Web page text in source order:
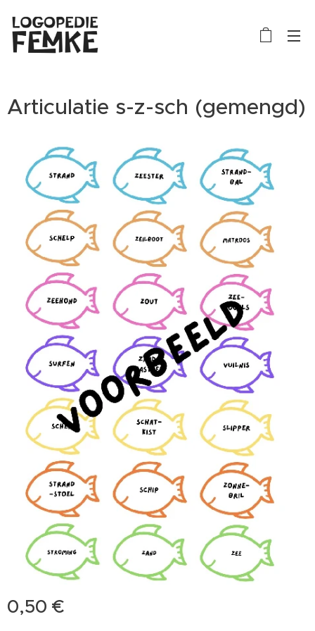
Articulatie s-z-sch (gemengd)
0,50 €